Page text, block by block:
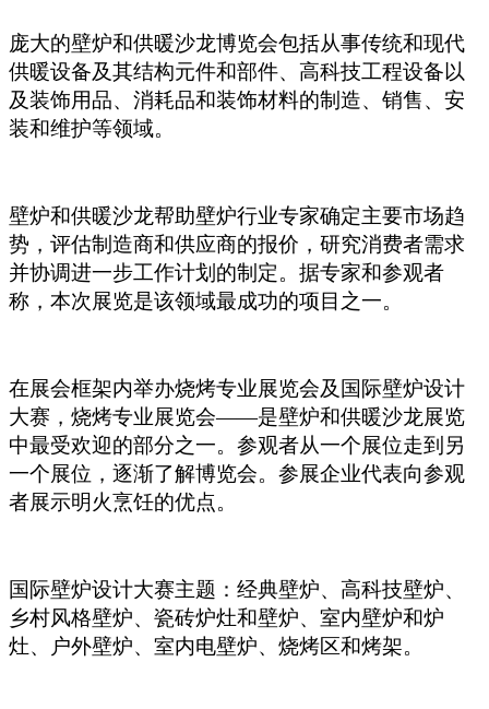
庞大的壁炉和供暖沙龙博览会包括从事传统和现代
供暖设备及其结构元件和部件、高科技工程设备以
及装饰用品、消耗品和装饰材料的制造、销售、安
装和维护等领域。
壁炉和供暖沙龙帮助壁炉行业专家确定主要市场趋
势，评估制造商和供应商的报价，研究消费者需求
并协调进一步工作计划的制定。据专家和参观者
称，本次展览是该领域最成功的项目之一。
在展会框架内举办烧烤专业展览会及国际壁炉设计
大赛，烧烤专业展览会——是壁炉和供暖沙龙展览
中最受欢迎的部分之一。参观者从一个展位走到另
一个展位，逐渐了解博览会。参展企业代表向参观
者展示明火烹饪的优点。
国际壁炉设计大赛主题：经典壁炉、高科技壁炉、
乡村风格壁炉、瓷砖炉灶和壁炉、室内壁炉和炉
灶、户外壁炉、室内电壁炉、烧烤区和烤架。